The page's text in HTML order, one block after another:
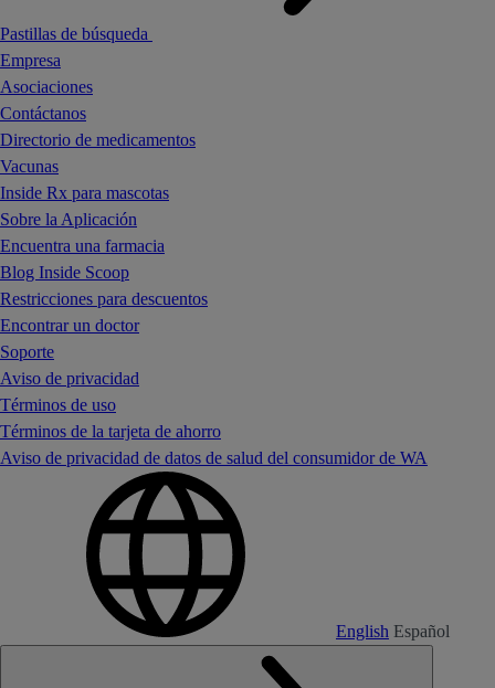
Pastillas de búsqueda
Empresa
Asociaciones
Contáctanos
Directorio de medicamentos
Vacunas
Inside Rx para mascotas
Sobre la Aplicación
Encuentra una farmacia
Blog Inside Scoop
Restricciones para descuentos
Encontrar un doctor
Soporte
Aviso de privacidad
Términos de uso
Términos de la tarjeta de ahorro
Aviso de privacidad de datos de salud del consumidor de WA
English Español